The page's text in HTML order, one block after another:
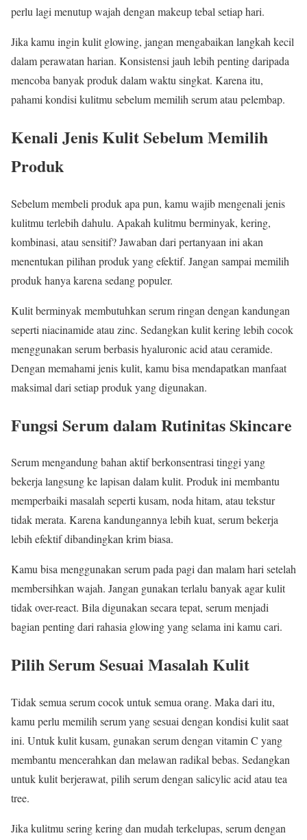
perlu lagi menutup wajah dengan makeup tebal setiap hari.
Jika kamu ingin kulit glowing, jangan mengabaikan langkah kecil
dalam perawatan harian. Konsistensi jauh lebih penting daripada
mencoba banyak produk dalam waktu singkat. Karena itu,
pahami kondisi kulitmu sebelum memilih serum atau pelembap.
Kenali Jenis Kulit Sebelum Memilih
Produk
Sebelum membeli produk apa pun, kamu wajib mengenali jenis
kulitmu terlebih dahulu. Apakah kulitmu berminyak, kering,
kombinasi, atau sensitif? Jawaban dari pertanyaan ini akan
menentukan pilihan produk yang efektif. Jangan sampai memilih
produk hanya karena sedang populer.
Kulit berminyak membutuhkan serum ringan dengan kandungan
seperti niacinamide atau zinc. Sedangkan kulit kering lebih cocok
menggunakan serum berbasis hyaluronic acid atau ceramide.
Dengan memahami jenis kulit, kamu bisa mendapatkan manfaat
maksimal dari setiap produk yang digunakan.
Fungsi Serum dalam Rutinitas Skincare
Serum mengandung bahan aktif berkonsentrasi tinggi yang
bekerja langsung ke lapisan dalam kulit. Produk ini membantu
memperbaiki masalah seperti kusam, noda hitam, atau tekstur
tidak merata. Karena kandungannya lebih kuat, serum bekerja
lebih efektif dibandingkan krim biasa.
Kamu bisa menggunakan serum pada pagi dan malam hari setelah
membersihkan wajah. Jangan gunakan terlalu banyak agar kulit
tidak over-react. Bila digunakan secara tepat, serum menjadi
bagian penting dari rahasia glowing yang selama ini kamu cari.
Pilih Serum Sesuai Masalah Kulit
Tidak semua serum cocok untuk semua orang. Maka dari itu,
kamu perlu memilih serum yang sesuai dengan kondisi kulit saat
ini. Untuk kulit kusam, gunakan serum dengan vitamin C yang
membantu mencerahkan dan melawan radikal bebas. Sedangkan
untuk kulit berjerawat, pilih serum dengan salicylic acid atau tea
tree.
Jika kulitmu sering kering dan mudah terkelupas, serum dengan